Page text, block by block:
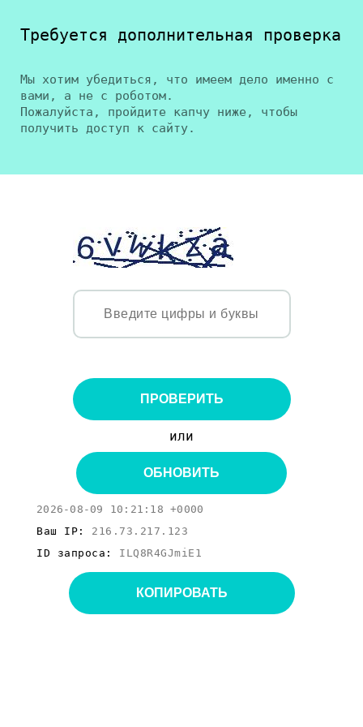
Требуется дополнительная проверка
Мы хотим убедиться, что имеем дело именно с
вами, а не с роботом.
Пожалуйста, пройдите капчу ниже, чтобы
получить доступ к сайту.
ПРОВЕРИТЬ
или
ОБНОВИТЬ
2026-08-09 10:21:18 +0000
Ваш IP: 216.73.217.123
ID запроса: ILQ8R4GJmiE1
КОПИРОВАТЬ